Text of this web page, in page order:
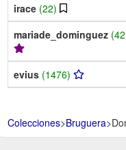
irace (22)
mariade_dominguez
evius (1476)
Colecciones>Bruguera>